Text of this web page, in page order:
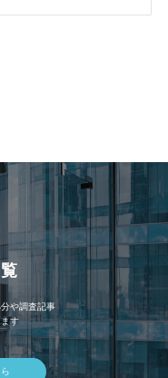
や調査記事
す